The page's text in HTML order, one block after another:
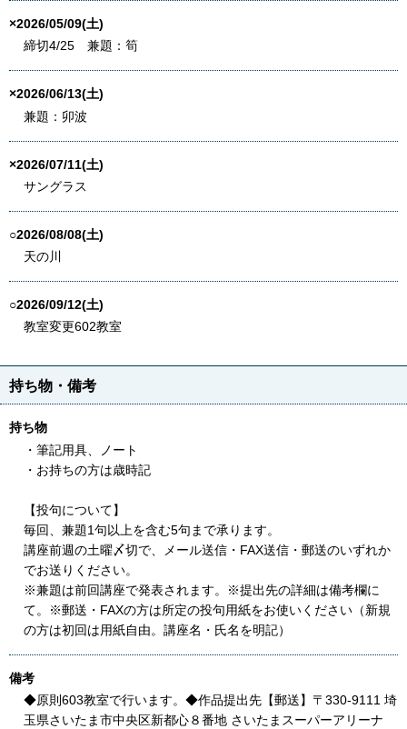
×2026/05/09(土)
締切4/25 兼題：筍
×2026/06/13(土)
兼題：卯波
×2026/07/11(土)
サングラス
○2026/08/08(土)
天の川
○2026/09/12(土)
教室変更602教室
持ち物・備考
持ち物
・筆記用具、ノート
・お持ちの方は歳時記
【投句について】
毎回、兼題1句以上を含む5句まで承ります。
講座前週の土曜〆切で、メール送信・FAX送信・郵送のいずれか
でお送りください。
※兼題は前回講座で発表されます。※提出先の詳細は備考欄に
て。※郵送・FAXの方は所定の投句用紙をお使いください（新規
の方は初回は用紙自由。講座名・氏名を明記）
備考
◆原則603教室で行います。◆作品提出先【郵送】〒330-9111 埼
玉県さいたま市中央区新都心８番地 さいたまスーパーアリーナ